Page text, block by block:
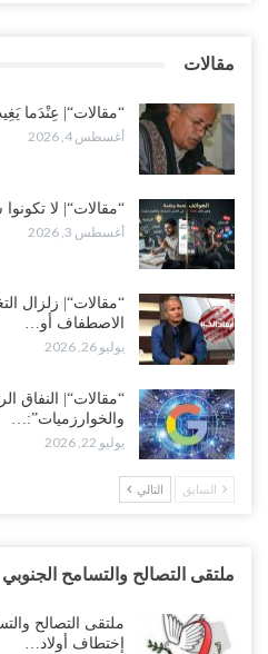
أغسطس 2, 2026
مقالات
“مقالات“| عِنْدَما
أغسطس 4, 2026
“مقالات“| لا
أغسطس 3, 2026
“مقالات“| زلزال
الاصطفاف أو…
يوليو 26, 2026
“مقالات“| النفاق
والخوارزميات”:…
يوليو 22, 2026
السابق التالي
ملتقى التصالح والتسامح الجنوبي
ملتقى التصالح
إختطاف أولاد…